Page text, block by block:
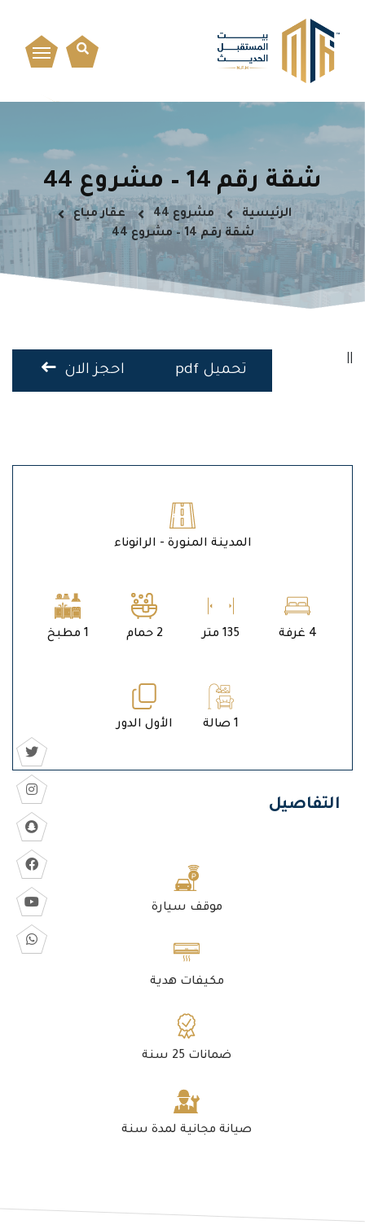
شقة رقم 14 – مشروع 44
الرئيسية مشروع 44
عقار مباع
شقة رقم 14 – مشروع 44
احجز الان تحميل pdf
المدينة المنورة - الرانوناء
4 غرفة 135 متر 2 حمام 1 مطبخ
1 صالة الأول الدور
التفاصيل
موقف سيارة
مكيفات هدية
ضمانات 25 سنة
صيانة مجانية لمدة سنة